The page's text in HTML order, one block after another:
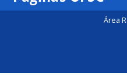
Área